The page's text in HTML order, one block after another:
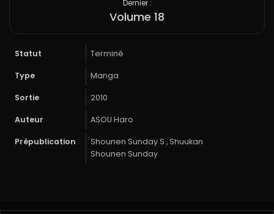
Dernier :
Volume 18
Statut Terminé
Type Manga
Sortie 2010
Auteur ASOU Haro
Prépublication
Shounen Sunday S , Shuukan
Shounen Sunday